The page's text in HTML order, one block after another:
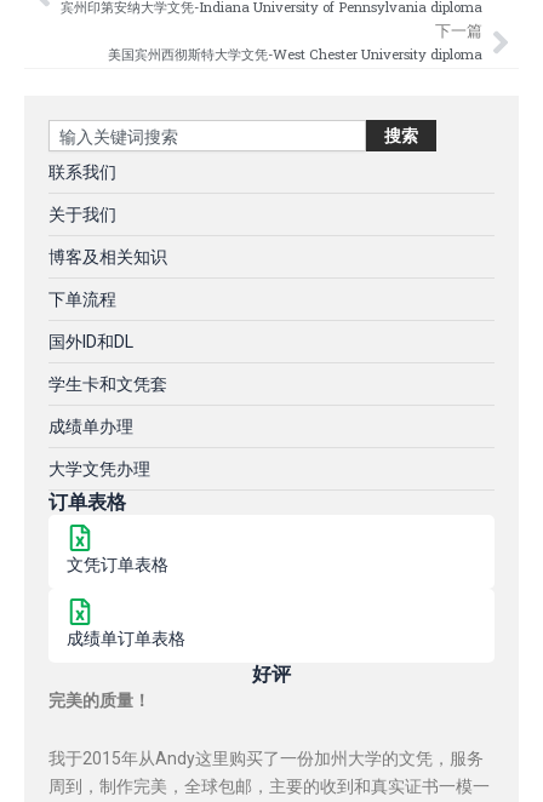
宾州印第安纳大学文凭-Indiana University of Pennsylvania diploma
下一篇
美国宾州西彻斯特大学文凭-West Chester University diploma
Search 搜索
联系我们
关于我们
博客及相关知识
下单流程
国外ID和DL
学生卡和文凭套
成绩单办理
大学文凭办理
订单表格
文凭订单表格
成绩单订单表格
好评
完美的质量！
我于2015年从Andy这里购买了一份加州大学的文凭，服务
周到，制作完美，全球包邮，主要的收到和真实证书一模一